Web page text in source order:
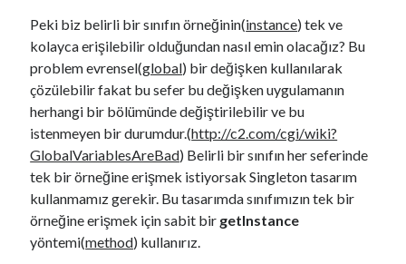
Peki biz belirli bir sınıfın örneğinin(instance) tek ve
kolayca erişilebilir olduğundan nasıl emin olacağız? Bu
problem evrensel(global) bir değişken kullanılarak
çözülebilir fakat bu sefer bu değişken uygulamanın
herhangi bir bölümünde değiştirilebilir ve bu
istenmeyen bir durumdur.(http://c2.com/cgi/wiki?
GlobalVariablesAreBad) Belirli bir sınıfın her seferinde
tek bir örneğine erişmek istiyorsak Singleton tasarım
kullanmamız gerekir. Bu tasarımda sınıfımızın tek bir
örneğine erişmek için sabit bir getInstance
yöntemi(method) kullanırız.